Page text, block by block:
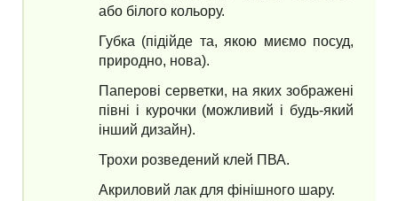
або білого кольору.
Губка (підійде та, якою миємо посуд,
природно, нова).
Паперові серветки, на яких зображені
півні і курочки (можливий і будь-який
інший дизайн).
Трохи розведений клей ПВА.
Акриловий лак для фінішного шару.